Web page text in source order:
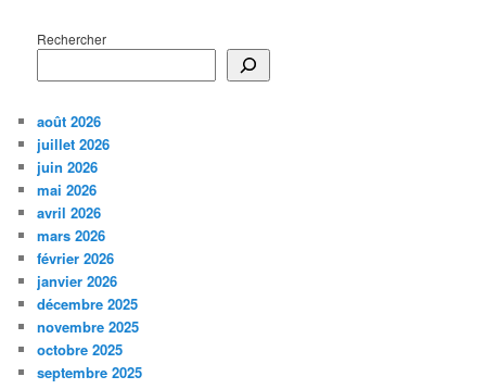
Rechercher
août 2026
juillet 2026
juin 2026
mai 2026
avril 2026
mars 2026
février 2026
janvier 2026
décembre 2025
novembre 2025
octobre 2025
septembre 2025